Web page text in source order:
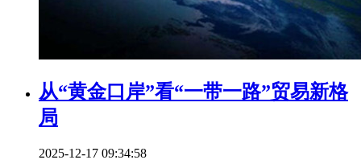
从“黄金口岸”看“一带一路”贸易新格
局
2025-12-17 09:34:58